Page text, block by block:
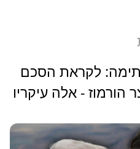
לקראת הסכם
- אלה עיקריו